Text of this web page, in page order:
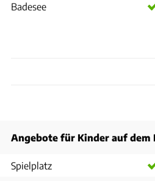
Badesee
Angebote für Kinder auf dem
Spielplatz